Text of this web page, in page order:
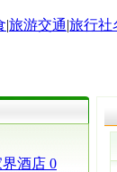
|旅游交通|旅行社
酒店 0